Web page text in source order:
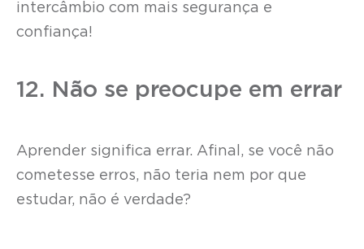
intercâmbio com mais segurança e
confiança!
12. Não se preocupe em errar
Aprender significa errar. Afinal, se você não
cometesse erros, não teria nem por que
estudar, não é verdade?